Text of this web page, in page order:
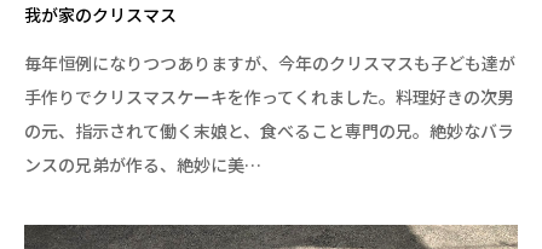
我が家のクリスマス
毎年恒例になりつつありますが、今年のクリスマスも子ども達が
手作りでクリスマスケーキを作ってくれました。料理好きの次男
の元、指示されて働く末娘と、食べること専門の兄。絶妙なバラ
ンスの兄弟が作る、絶妙に美…